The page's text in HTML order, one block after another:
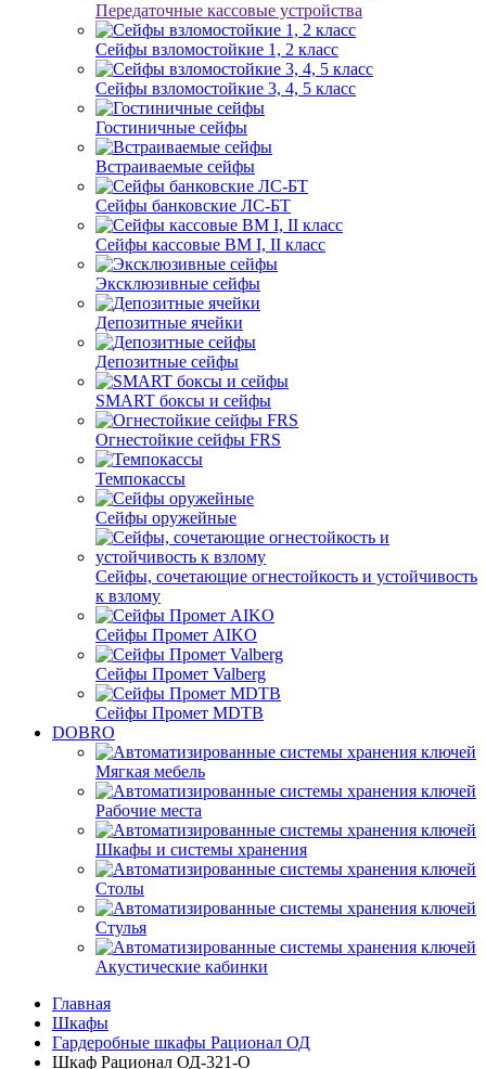
Передаточные кассовые устройства
Сейфы взломостойкие 1, 2 класс
Сейфы взломостойкие 3, 4, 5 класс
Гостиничные сейфы
Встраиваемые сейфы
Сейфы банковские ЛС-БТ
Сейфы кассовые ВМ I, II класс
Эксклюзивные сейфы
Депозитные ячейки
Депозитные сейфы
SMART боксы и сейфы
Огнестойкие сейфы FRS
Темпокассы
Сейфы оружейные
Сейфы, сочетающие огнестойкость и устойчивость
к взлому
Сейфы Промет AIKO
Сейфы Промет Valberg
Сейфы Промет MDTB
DOBRO
Мягкая мебель
Рабочие места
Шкафы и системы хранения
Столы
Стулья
Акустические кабинки
Главная
Шкафы
Гардеробные шкафы Рационал ОД
Шкаф Рационал ОД-321-О